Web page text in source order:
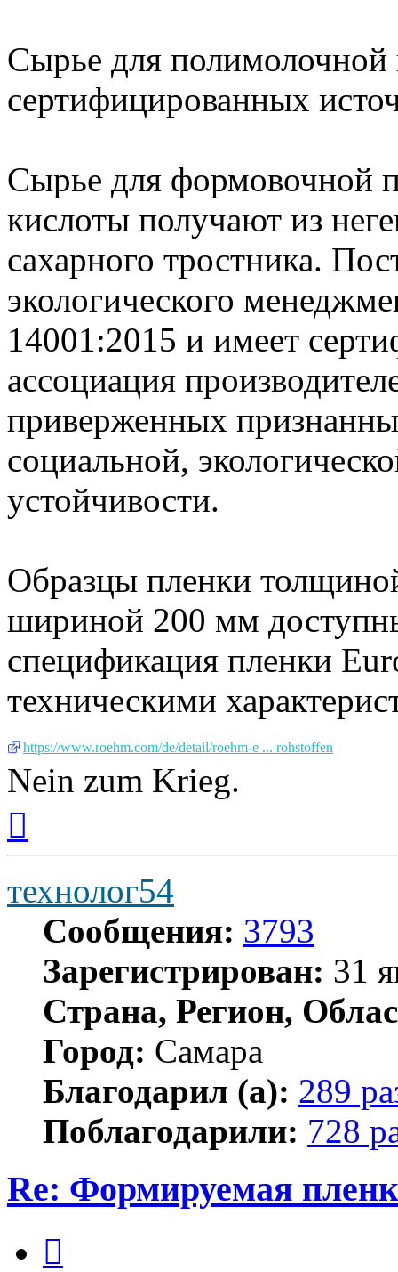
Сырье для полимолочной
сертифицированных
Сырье для формовочной
кислоты получают из
сахарного тростника.
экологического
14001:2015 и имеет
ассоциация
приверженных
социальной,
устойчивости.
Образцы пленки
шириной 200 мм
спецификация пленки
техническими
https://www.roehm.com/de/detail/roehm-e ... rohstoffen
Nein zum Krieg.
началу
технолог54
Сообщения: 3793
Зарегистрирован: 31
Страна, Регион,
Город: Самара
Благодарил (а): 289
Поблагодарили: 728
Re: Формируемая